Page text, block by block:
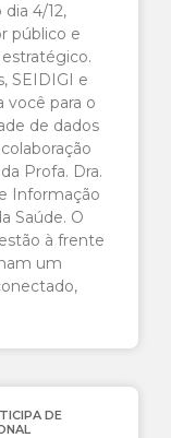
4/12,
público e
SEIDIGI e
você para o
de dados
Profa. Dra.
Informação
Saúde. O
à frente
um
DE